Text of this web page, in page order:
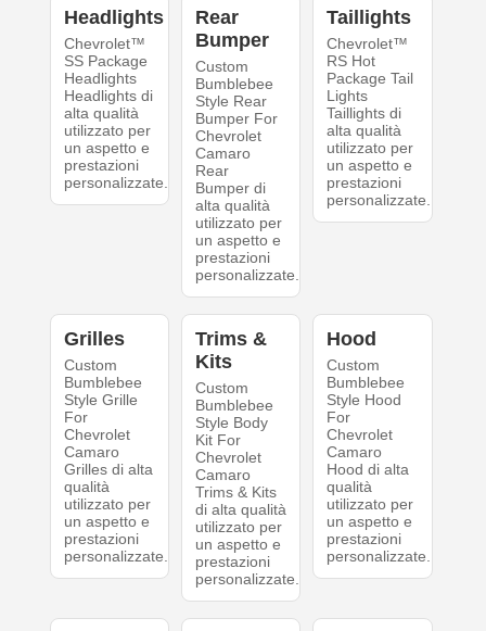
Headlights
Chevrolet™
SS Package
Headlights
Headlights di
alta qualità
utilizzato per
un aspetto e
prestazioni
personalizzate.
Rear
Bumper
Custom
Bumblebee
Style Rear
Bumper For
Chevrolet
Camaro
Rear
Bumper di
alta qualità
utilizzato per
un aspetto e
prestazioni
personalizzate.
Taillights
Chevrolet™
RS Hot
Package Tail
Lights
Taillights di
alta qualità
utilizzato per
un aspetto e
prestazioni
personalizzate.
Grilles
Custom
Bumblebee
Style Grille
For
Chevrolet
Camaro
Grilles di alta
qualità
utilizzato per
un aspetto e
prestazioni
personalizzate.
Trims &
Kits
Custom
Bumblebee
Style Body
Kit For
Chevrolet
Camaro
Trims & Kits
di alta qualità
utilizzato per
un aspetto e
prestazioni
personalizzate.
Hood
Custom
Bumblebee
Style Hood
For
Chevrolet
Camaro
Hood di alta
qualità
utilizzato per
un aspetto e
prestazioni
personalizzate.